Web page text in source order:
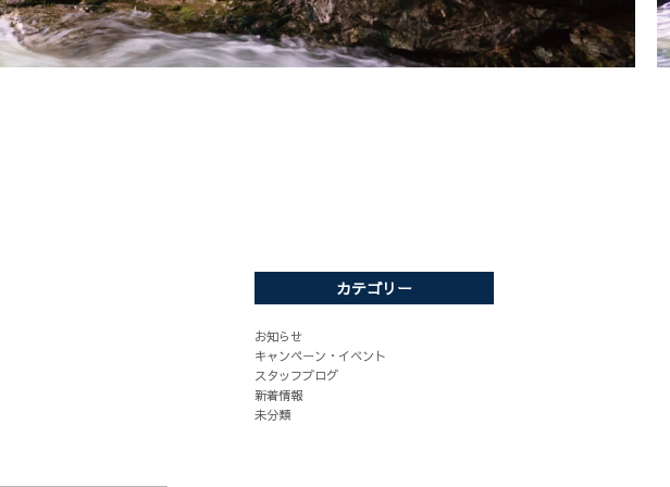
カテゴリー
お知らせ
キャンペーン・イベント
スタッフブログ
新着情報
未分類